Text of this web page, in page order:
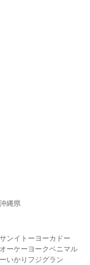
沖縄県
ンイトーヨーカドー
オーケー ヨークベニマル
いかり フジグラン